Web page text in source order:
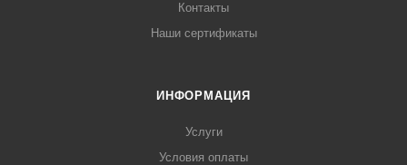
Контакты
Наши сертификаты
ИНФОРМАЦИЯ
Услуги
Условия оплаты